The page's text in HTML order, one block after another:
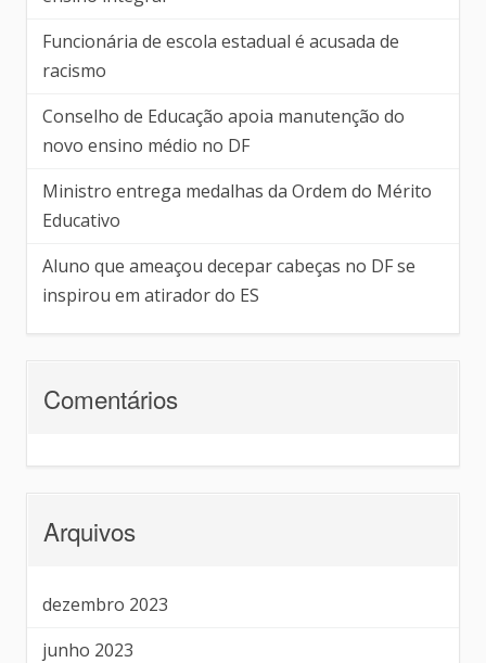
Funcionária de escola estadual é acusada de
racismo
Conselho de Educação apoia manutenção do
novo ensino médio no DF
Ministro entrega medalhas da Ordem do Mérito
Educativo
Aluno que ameaçou decepar cabeças no DF se
inspirou em atirador do ES
Comentários
Arquivos
dezembro 2023
junho 2023